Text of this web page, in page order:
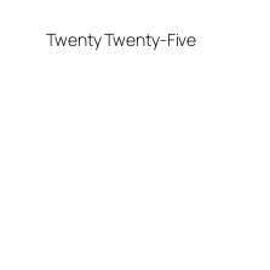
Twenty Twenty-Five